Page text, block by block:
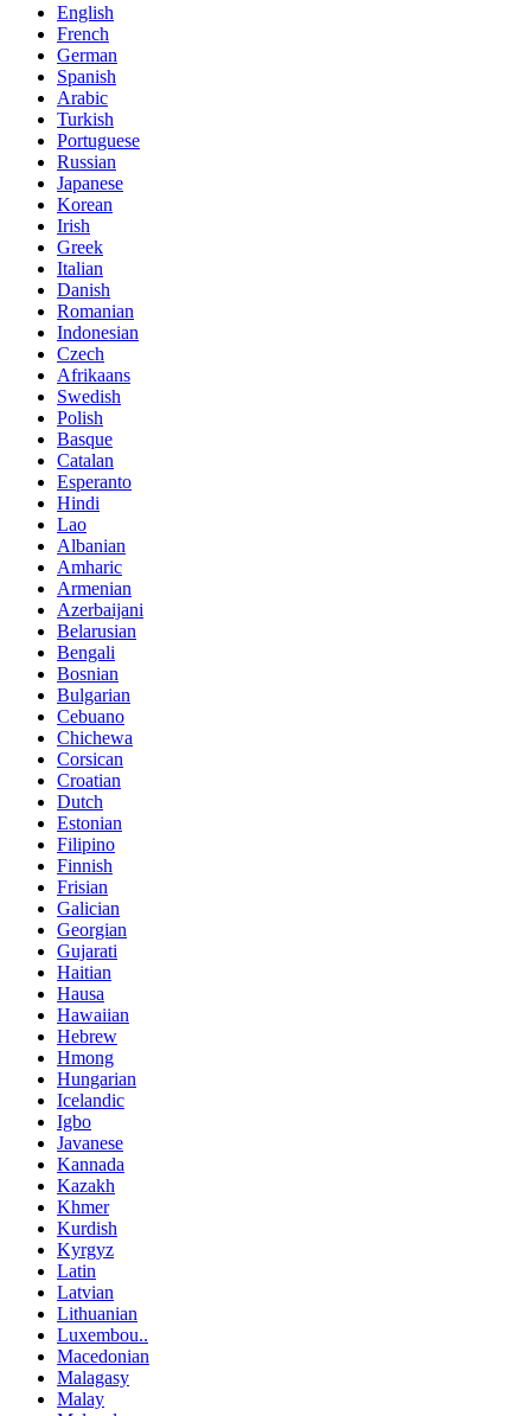
English
French
German
Spanish
Arabic
Turkish
Portuguese
Russian
Japanese
Korean
Irish
Greek
Italian
Danish
Romanian
Indonesian
Czech
Afrikaans
Swedish
Polish
Basque
Catalan
Esperanto
Hindi
Lao
Albanian
Amharic
Armenian
Azerbaijani
Belarusian
Bengali
Bosnian
Bulgarian
Cebuano
Chichewa
Corsican
Croatian
Dutch
Estonian
Filipino
Finnish
Frisian
Galician
Georgian
Gujarati
Haitian
Hausa
Hawaiian
Hebrew
Hmong
Hungarian
Icelandic
Igbo
Javanese
Kannada
Kazakh
Khmer
Kurdish
Kyrgyz
Latin
Latvian
Lithuanian
Luxembou..
Macedonian
Malagasy
Malay